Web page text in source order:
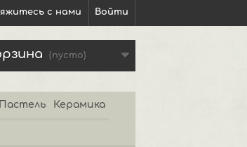
Войти
с нами
(пусто)
Пастель Керамика